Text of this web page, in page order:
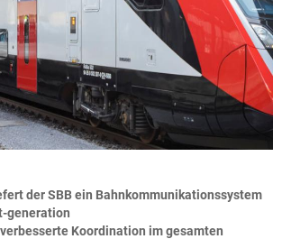
der SBB ein Bahnkommunikationssystem
generation
Koordination im gesamten